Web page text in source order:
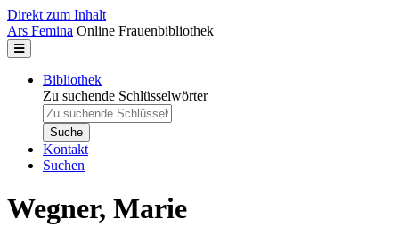
Direkt zum Inhalt
Ars Femina Online Frauenbibliothek
Bibliothek
Zu suchende Schlüsselwörter
Kontakt
Suchen
Wegner, Marie